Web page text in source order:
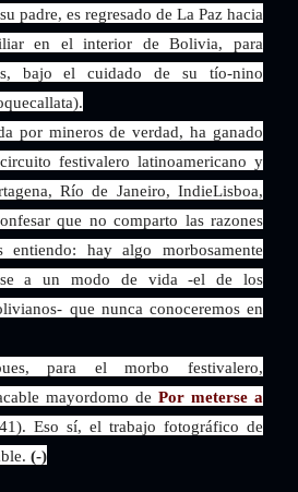
padre, es regresado de La Paz hacia
en el interior de Bolivia, para
bajo el cuidado de su tío-nino
por mineros de verdad, ha ganado
festivalero latinoamericano y
Río de Janeiro, IndieLisboa,
que no comparto las razones
hay algo morbosamente
a un modo de vida -el de los
que nunca conoceremos en
para el morbo festivalero,
mayordomo de Por meterse a
Eso sí, el trabajo fotográfico de
(-)